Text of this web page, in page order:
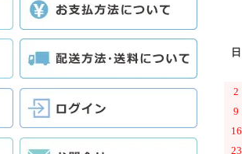
日
2
9
16
23